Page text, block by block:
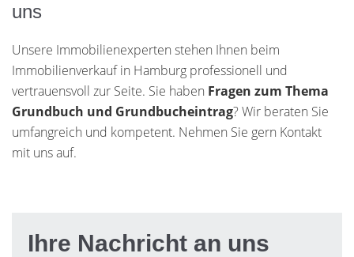
uns
Unsere Immobilienexperten stehen Ihnen beim
Immobilienverkauf in Hamburg professionell und
vertrauensvoll zur Seite. Sie haben Fragen zum Thema
Grundbuch und Grundbucheintrag? Wir beraten Sie
umfangreich und kompetent. Nehmen Sie gern Kontakt
mit uns auf.
Ihre Nachricht an uns